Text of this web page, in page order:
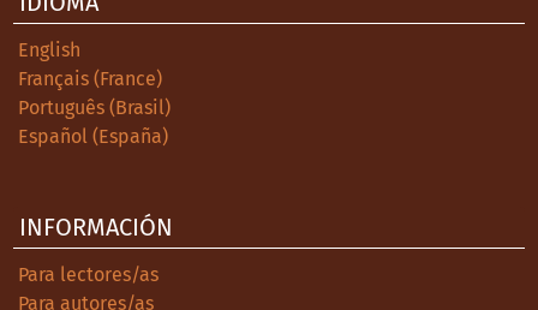
Buenos Aires: F. C. E.
Fassin, D. (2016). La razón humanitaria. Una
historia moral en el tiempo presente.
Buenos Aires: Prometeo.
declaraciones televisivas de Miguel
Etchecolatz (1997), Rubrica Contemporánea,
5(9), 77-101. Recuperado de
English
Français (France)
Português (Brasil)
Español (España)
INFORMACIÓN
Para lectores/as
Para autores/as